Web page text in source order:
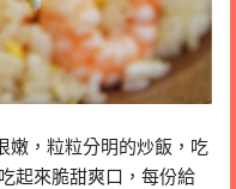
嫩，粒粒分明的炒飯，吃
起來脆甜爽口，每份給